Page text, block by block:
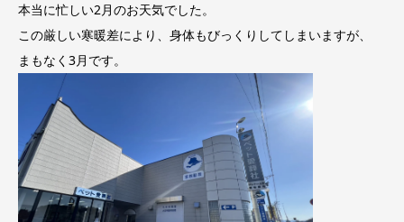
本当に忙しい2月のお天気でした。
この厳しい寒暖差により、身体もびっくりしてしまいますが、
まもなく3月です。